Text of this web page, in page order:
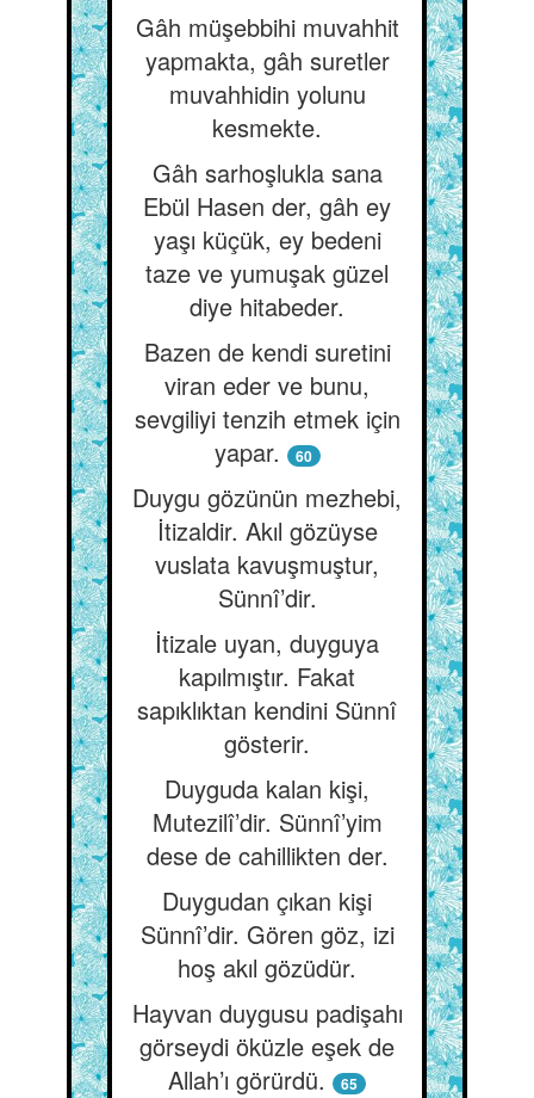
Gâh müşebbihi muvahhit
yapmakta, gâh suretler
muvahhidin yolunu
kesmekte.
Gâh sarhoşlukla sana
Ebül Hasen der, gâh ey
yaşı küçük, ey bedeni
taze ve yumuşak güzel
diye hitabeder.
Bazen de kendi suretini
viran eder ve bunu,
sevgiliyi tenzih etmek için
yapar.
60
Duygu gözünün mezhebi,
İtizaldir. Akıl gözüyse
vuslata kavuşmuştur,
Sünnî’dir.
İtizale uyan, duyguya
kapılmıştır. Fakat
sapıklıktan kendini Sünnî
gösterir.
Duyguda kalan kişi,
Mutezilî’dir. Sünnî’yim
dese de cahillikten der.
Duygudan çıkan kişi
Sünnî’dir. Gören göz, izi
hoş akıl gözüdür.
Hayvan duygusu padişahı
görseydi öküzle eşek de
Allah’ı görürdü.
65